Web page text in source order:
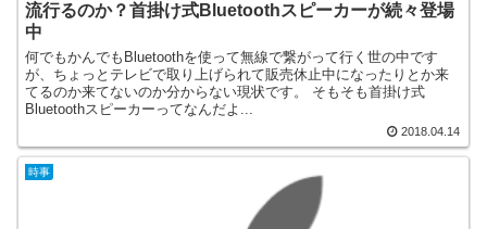
流行るのか？首掛け式Bluetoothスピーカーが続々登場
中
何でもかんでもBluetoothを使って無線で繋がって行く世の中です
が、ちょっとテレビで取り上げられて販売休止中になったりとか来
てるのか来てないのか分からない現状です。 そもそも首掛け式
Bluetoothスピーカーってなんだよ...
2018.04.14
時事